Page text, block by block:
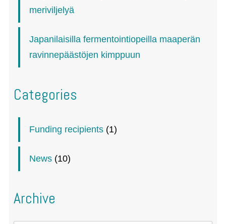
meriviljelyä
Japanilaisilla fermentointiopeilla maaperän
ravinnepäästöjen kimppuun
Categories
Funding recipients (1)
News (10)
Archive